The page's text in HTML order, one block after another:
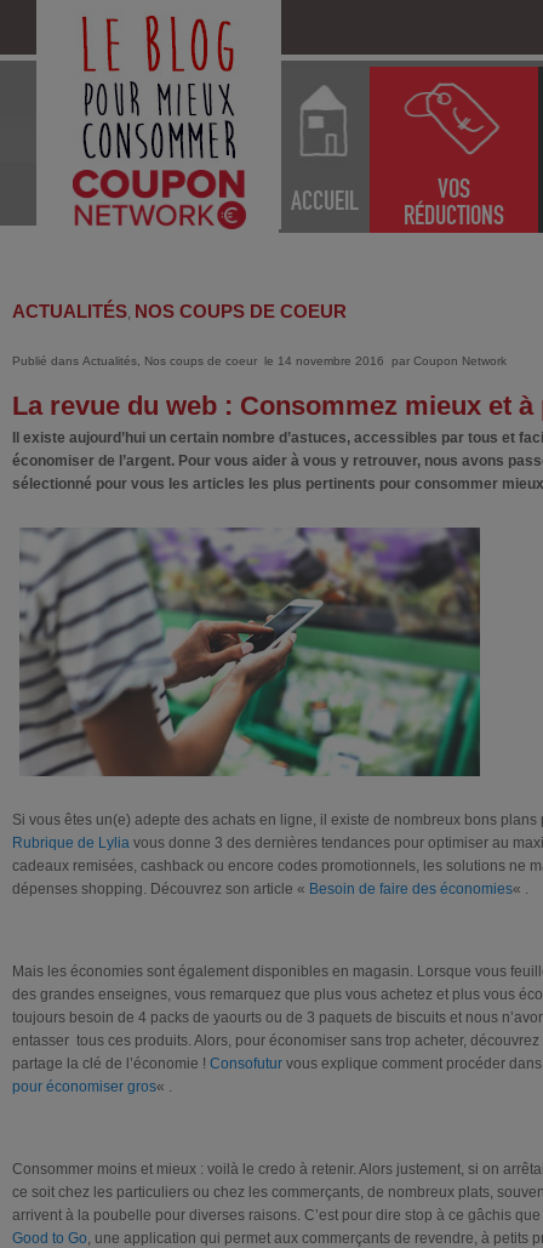
ACCUEIL
VOS
RÉDUCTIONS
ACTUALITÉS, NOS COUPS DE COEUR
Publié dans Actualités Nos coups de coeur le 14 novembre 2016 par Coupon Network
La revue du web : Consommez mieux et
Il existe aujourd’hui un certain nombre d’astuces, accessibles par tous et
économiser de l’argent. Pour vous aider à vous y retrouver, nous avons
sélectionné pour vous les articles les plus pertinents pour consommer
Si vous êtes un(e) adepte des achats en ligne, il existe de nombreux bons
Rubrique de Lylia vous donne 3 des dernières tendances pour optimiser au
cadeaux remisées, cashback ou encore codes promotionnels, les solutions ne
dépenses shopping. Découvrez son article « Besoin de faire des économies« .
Mais les économies sont également disponibles en magasin. Lorsque vous
des grandes enseignes, vous remarquez que plus vous achetez et plus vous
toujours besoin de 4 packs de yaourts ou de 3 paquets de biscuits et nous
entasser tous ces produits. Alors, pour économiser sans trop acheter,
partage la clé de l’économie ! Consofutur vous explique comment procéder
pour économiser gros« .
Consommer moins et mieux : voilà le credo à retenir. Alors justement, si on
ce soit chez les particuliers ou chez les commerçants, de nombreux plats,
arrivent à la poubelle pour diverses raisons. C’est pour dire stop à ce gâchis que
Good to Go , une application qui permet aux commerçants de revendre, à petits